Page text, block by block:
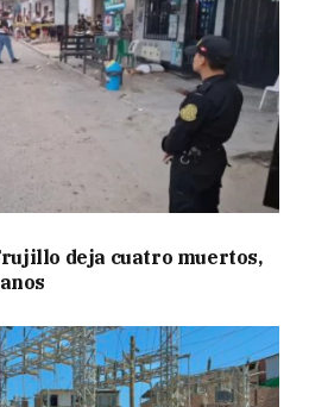
deja cuatro muertos,